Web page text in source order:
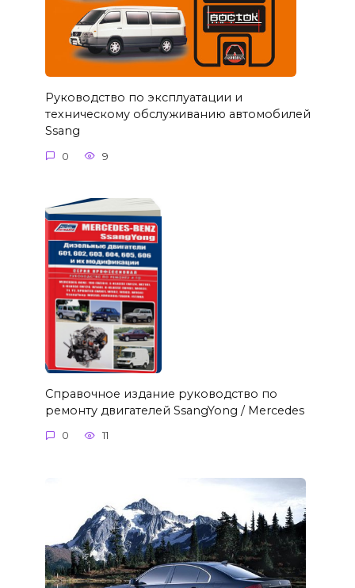
Руководство по эксплуатации и
техническому обслуживанию автомобилей
Ssang
0 9
Справочное издание руководство по
ремонту двигателей SsangYong / Mercedes
0 11